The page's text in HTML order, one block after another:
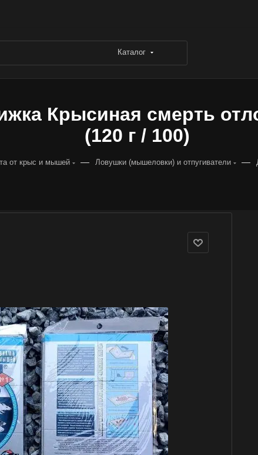
Каталог
Крысиная смерть
(120 г / 100)
от крыс и мышей — Ловушки (мышеловки) и отпугиватели —